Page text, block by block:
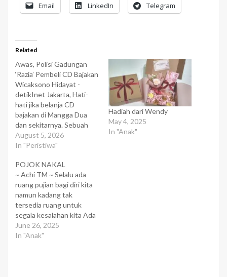
Email LinkedIn Telegram
Related
Awas, Polisi Gadungan
‘Razia’ Pembeli CD Bajakan
Wicaksono Hidayat -
detikInet Jakarta, Hati-
hati jika belanja CD
bajakan di Mangga Dua
dan sekitarnya. Sebuah
kelompok kriminal yang
berpura-pura menjadi
'razia CD bajakan' dengan
motif pemerasan. Gawat!
Aksi kelompok tersebut
dialami seorang pembaca
detikINET bernama Rian
Rahardi, seperti
dituturkannya kepada
detikINET Rabu
August 5, 2026
In "Peristiwa"
Hadiah dari Wendy
May 4, 2025
In "Anak"
POJOK NAKAL
~ Achi TM ~ Selalu ada
ruang pujian bagi diri kita
namun kadang tak
tersedia ruang untuk
segala kesalahan kita Ada
sebuah materi menarik
ketika saya menonton talk
June 26, 2025
In "Anak"